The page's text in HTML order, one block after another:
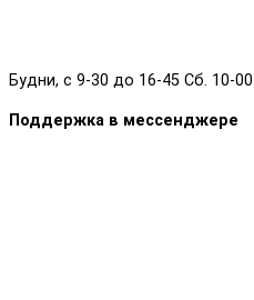
Будни, с 9-30 до 16-45 Сб. 10-
Поддержка в мессенджере